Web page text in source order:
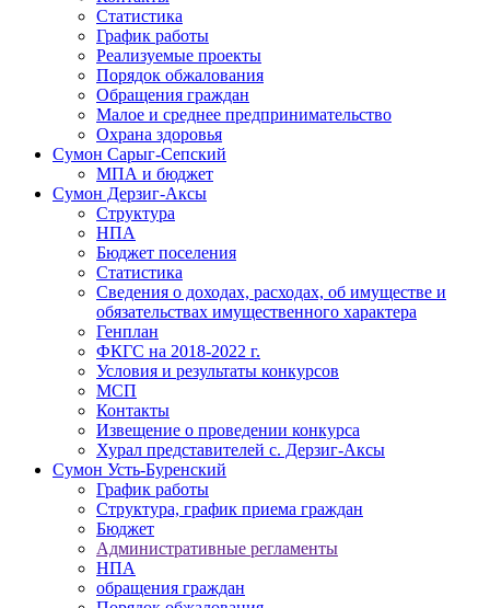
Статистика
График работы
Реализуемые проекты
Порядок обжалования
Обращения граждан
Малое и среднее предпринимательство
Охрана здоровья
Сумон Сарыг-Сепский
МПА и бюджет
Сумон Дерзиг-Аксы
Структура
НПА
Бюджет поселения
Статистика
Сведения о доходах, расходах, об имуществе и
обязательствах имущественного характера
Генплан
ФКГС на 2018-2022 г.
Условия и результаты конкурсов
МСП
Контакты
Извещение о проведении конкурса
Хурал представителей с. Дерзиг-Аксы
Сумон Усть-Буренский
График работы
Структура, график приема граждан
Бюджет
Административные регламенты
НПА
обращения граждан